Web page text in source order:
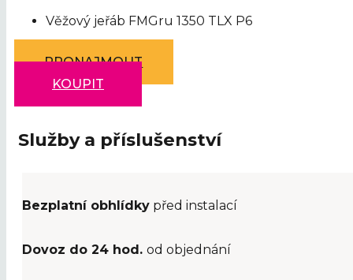
Věžový jeřáb FMGru 1350 TLX P6
PRONAJMOUT
KOUPIT
Služby a příslušenství
Bezplatní obhlídky před instalací
Dovoz do 24 hod. od objednání